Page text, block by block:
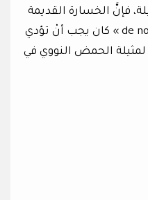
فإنَّ الخسارة القديمة
لإنزيم « de novo methyltransferas » كان يجب أنْ تؤدي
لمثيلة الحمض النووي في